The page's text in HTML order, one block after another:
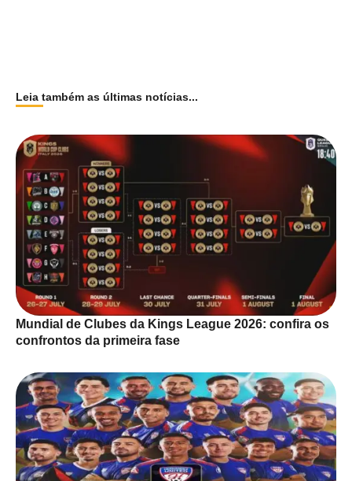
Leia também as últimas notícias...
Mundial de Clubes da Kings League 2026: confira os
confrontos da primeira fase